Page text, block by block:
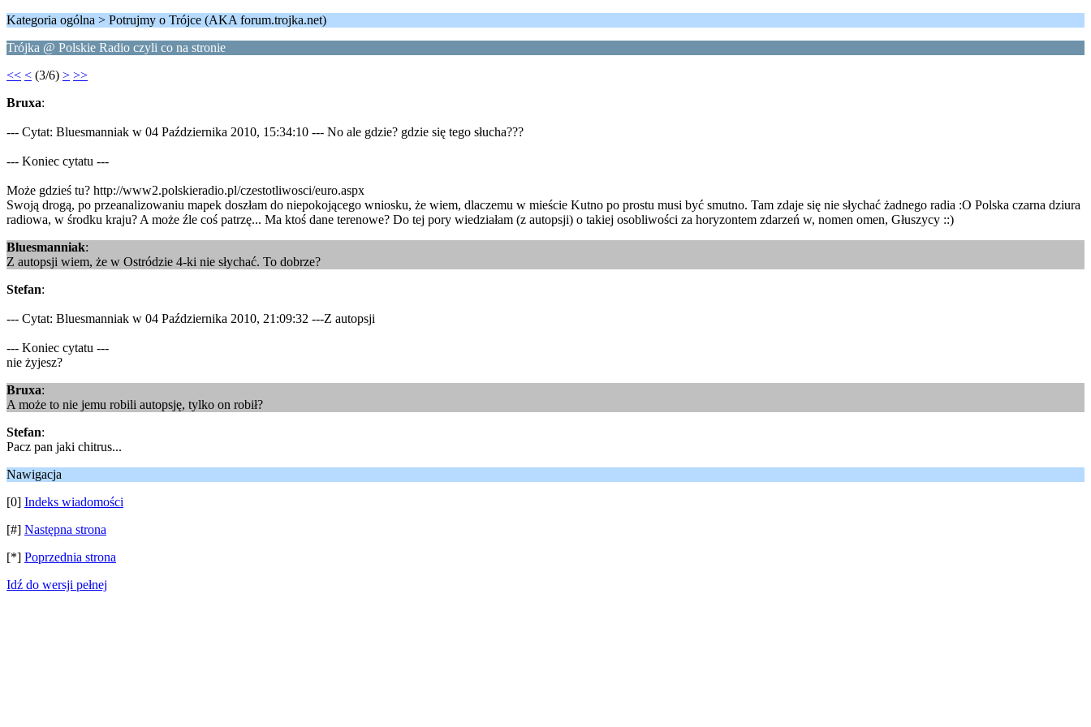
Kategoria ogólna > Potrujmy o Trójce (AKA forum.trojka.net)
Trójka @ Polskie Radio czyli co na stronie
<< < (3/6) > >>
Bruxa:
--- Cytat: Bluesmanniak w 04 Października 2010, 15:34:10 --- No ale gdzie? gdzie się tego słucha???
--- Koniec cytatu ---
Może gdzieś tu? http://www2.polskieradio.pl/czestotliwosci/euro.aspx
Swoją drogą, po przeanalizowaniu mapek doszłam do niepokojącego wniosku, że wiem, dlaczemu w mieście Kutno po prostu musi być smutno. Tam zdaje się nie słychać żadnego radia :O Polska czarna dziura
radiowa, w środku kraju? A może źle coś patrzę... Ma ktoś dane terenowe? Do tej pory wiedziałam (z autopsji) o takiej osobliwości za horyzontem zdarzeń w, nomen omen, Głuszycy ::)
Bluesmanniak:
Z autopsji wiem, że w Ostródzie 4-ki nie słychać. To dobrze?
Stefan:
--- Cytat: Bluesmanniak w 04 Października 2010, 21:09:32 ---Z autopsji
--- Koniec cytatu ---
nie żyjesz?
Bruxa:
A może to nie jemu robili autopsję, tylko on robił?
Stefan:
Pacz pan jaki chitrus...
Nawigacja
[0] Indeks wiadomości
[#] Następna strona
[*] Poprzednia strona
Idź do wersji pełnej